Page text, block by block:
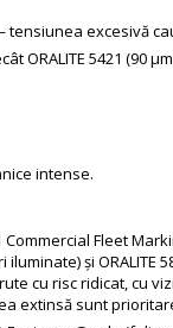
excesivă
ORALITE 5421 (90
intense.
Fleet
și ORALITE
cu risc ridicat, cu
extinsă sunt